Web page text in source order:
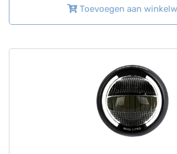
Toevoegen aan